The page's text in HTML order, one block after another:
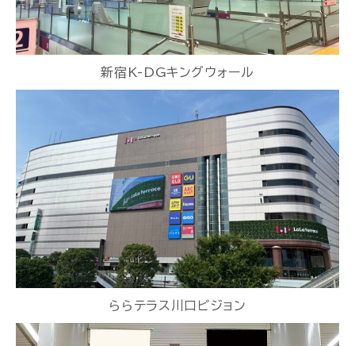
新宿K-DGキングウォール
ららテラス川口ビジョン